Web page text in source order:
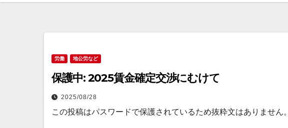
労働 地公労など
保護中: 2025賃金確定交渉にむけて
2025/08/28
この投稿はパスワードで保護されているため抜粋文はありません。